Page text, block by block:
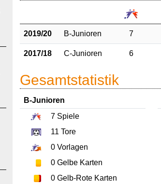
2019/20 B-Junioren 7
2017/18 C-Junioren 6
Gesamtstatistik
B-Junioren
7 Spiele
11 Tore
0 Vorlagen
0 Gelbe Karten
0 Gelb-Rote Karten